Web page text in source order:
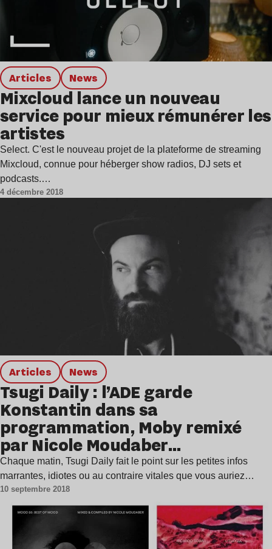
Articles news
Mixcloud lance un nouveau
service pour mieux rémunérer les
artistes
Select. C'est le nouveau projet de la plateforme de streaming
Mixcloud, connue pour héberger show radios, DJ sets et
podcasts.…
4 décembre 2018
Articles news
Tsugi Daily : l’ADE garde
Konstantin dans sa
programmation, Moby remixé
par Nicole Moudaber…
Chaque matin, Tsugi Daily fait le point sur les petites infos
marrantes, idiotes ou au contraire vitales que vous auriez…
10 septembre 2018